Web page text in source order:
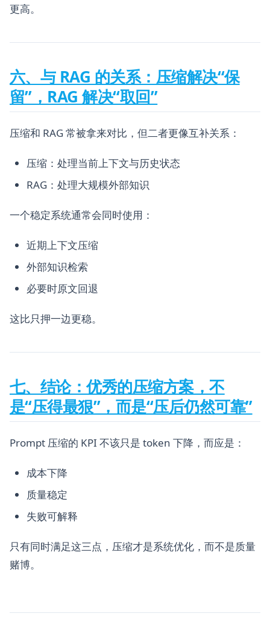
更高。
六、与 RAG 的关系：压缩解决“保
留”，RAG 解决“取回”
压缩和 RAG 常被拿来对比，但二者更像互补关系：
压缩：处理当前上下文与历史状态
RAG：处理大规模外部知识
一个稳定系统通常会同时使用：
近期上下文压缩
外部知识检索
必要时原文回退
这比只押一边更稳。
七、结论：优秀的压缩方案，不
是“压得最狠”，而是“压后仍然可靠”
Prompt 压缩的 KPI 不该只是 token 下降，而应是：
成本下降
质量稳定
失败可解释
只有同时满足这三点，压缩才是系统优化，而不是质量
赌博。